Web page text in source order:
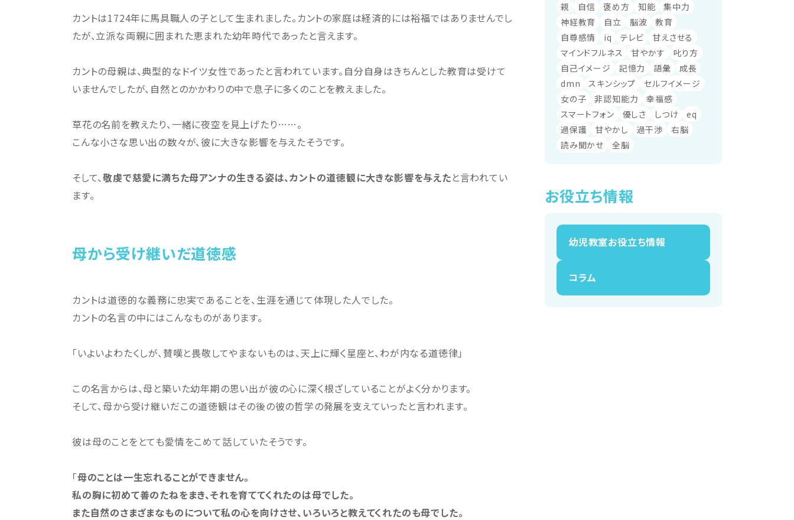
カントは1724年に馬具職人の子として生まれました。カントの家庭は経済的には裕福ではありませんでし
たが、立派な両親に囲まれた恵まれた幼年時代であったと言えます。
カントの母親は、典型的なドイツ女性であったと言われています。自分自身はきちんとした教育は受けて
いませんでしたが、自然とのかかわりの中で息子に多くのことを教えました。
草花の名前を教えたり、一緒に夜空を見上げたり……。
こんな小さな思い出の数々が、彼に大きな影響を与えたそうです。
そして、敬虔で慈愛に満ちた母アンナの生きる姿は、カントの道徳観に大きな影響を与えたと言われてい
ます。
母から受け継いだ道徳感
カントは道徳的な義務に忠実であることを、生涯を通じて体現した人でした。
カントの名言の中にはこんなものがあります。
「いよいよわたくしが、賛嘆と畏敬してやまないものは、天上に輝く星座と、わが内なる道徳律」
この名言からは、母と築いた幼年期の思い出が彼の心に深く根ざしていることがよく分かります。
そして、母から受け継いだこの道徳観はその後の彼の哲学の発展を支えていったと言われます。
彼は母のことをとても愛情をこめて話していたそうです。
「母のことは一生忘れることができません。
私の胸に初めて善のたねをまき、それを育ててくれたのは母でした。
また自然のさまざまなものについて私の心を向けさせ、いろいろと教えてくれたのも母でした。
親
自信 褒め方 知能
集中力
神経教育
自立 脳波
教育
自尊感情
iq テレビ
甘えさせる
マインドフルネス
甘やかす
叱り方
自己イメージ
記憶力 語彙
成長
dmn
スキンシップ
セルフイメージ
女の子
非認知能力
幸福感
スマートフォン
優しさ しつけ
eq
過保護
甘やかし 過干渉
右脳
読み聞かせ
全脳
お役立ち情報
幼児教室お役立ち情報
コラム